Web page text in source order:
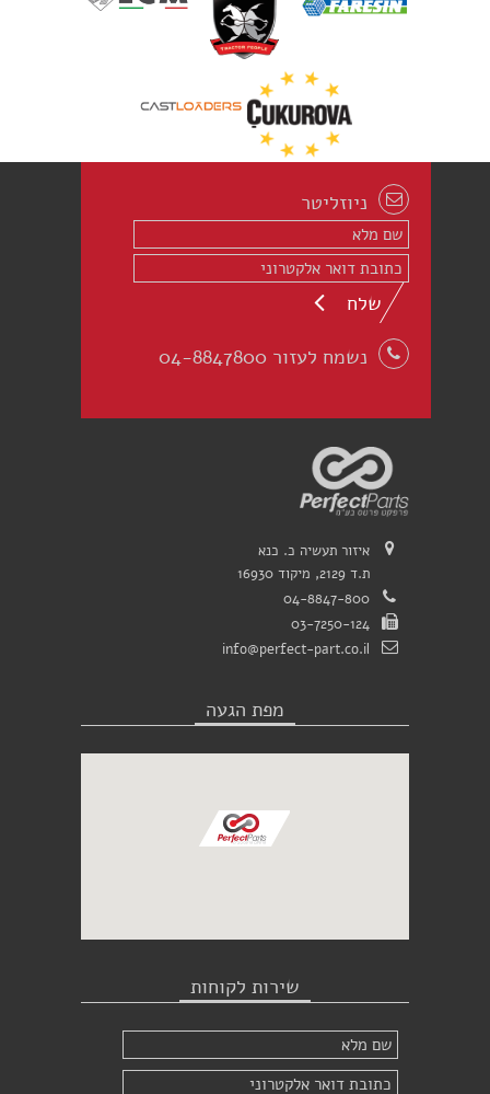
ניוזליטר
שלח
נשמח לעזור 04-8847800
איזור תעשיה כ. כנא
ת.ד 2129, מיקוד 16930
04-8847-800
03-7250-124
info@perfect-part.co.il
מפת הגעה
שירות לקוחות